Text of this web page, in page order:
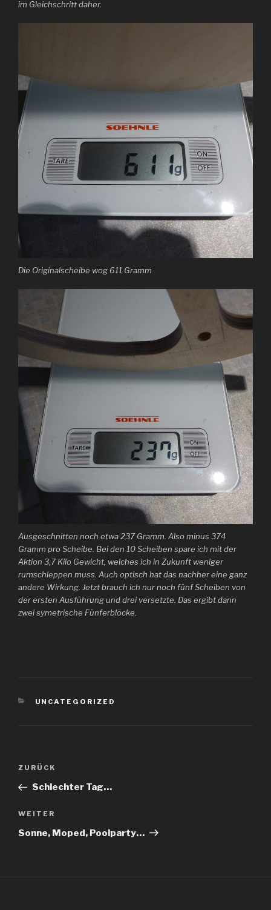
im Gleichschritt daher.
Die Originalscheibe wog 611 Gramm
Ausgeschnitten noch etwa 237 Gramm. Also minus 374
Gramm pro Scheibe. Bei den 10 Scheiben spare ich mit der
Aktion 3,7 Kilo Gewicht, welches ich in Zukunft weniger
rumschleppen muss. Auch optisch hat das nachher eine ganz
andere Wirkung. Jetzt brauch ich nur noch fünf Scheiben von
der ersten Ausführung und drei versetzte. Das ergibt dann
zwei symetrische Fünferblöcke.
KATEGORIEN
UNCATEGORIZED
Beitragsnavigation
Vorheriger
Beitrag
ZURÜCK
Schlechter Tag…
Nächster
Beitrag
WEITER
Sonne, Moped, Poolparty…